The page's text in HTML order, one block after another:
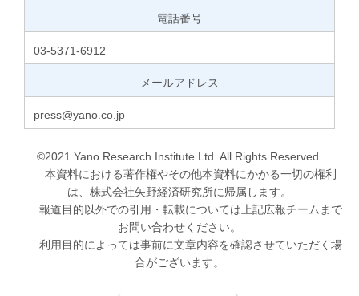
電話番号
03-5371-6912
メールアドレス
press@yano.co.jp
©2021 Yano Research Institute Ltd. All Rights Reserved.
本資料における著作権やその他本資料にかかる一切の権利
は、株式会社矢野経済研究所に帰属します。
報道目的以外での引用・転載については上記広報チームまで
お問い合わせください。
利用目的によっては事前に文章内容を確認させていただく場
合がございます。